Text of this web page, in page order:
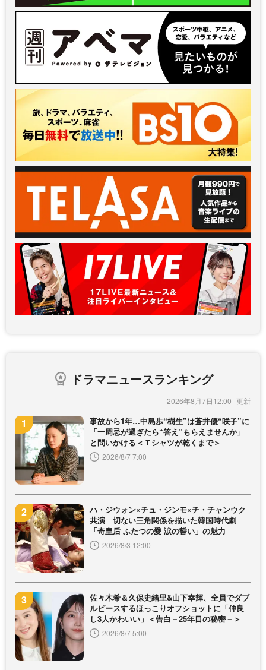
ドラマニュースランキング
2026年8月7日12:00
事故から1年…中島歩“樹生”は蒼井優“咲子”に
「一周忌が過ぎたら“答え”もらえませんか」
と問いかける＜Ｔシャツが乾くまで＞
2026/8/7 7:00
ハ・ジウォン×チュ・ジンモ×チ・チャンウク
共演 切ない三角関係を描いた韓国時代劇
「奇皇后 ふたつの愛 涙の誓い」の魅力
2026/8/3 12:00
佐々木希＆久保史緒里&山下幸輝、全員でダブ
ルピースするほっこりオフショットに「仲良
し3人かわいい」＜告白－25年目の秘密－＞
2026/8/7 5:00